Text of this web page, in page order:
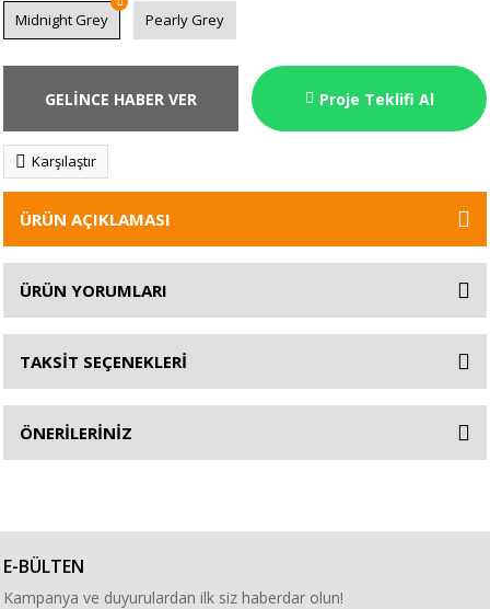
Midnight Grey Pearly Grey
GELİNCE HABER VER Proje Teklifi Al
Karşılaştır
ÜRÜN AÇIKLAMASI
ÜRÜN YORUMLARI
TAKSİT SEÇENEKLERİ
ÖNERİLERİNİZ
E-BÜLTEN
Kampanya ve duyurulardan ilk siz haberdar olun!